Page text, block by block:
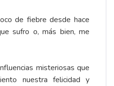
fiebre desde hace
sufro o, más bien, me
misteriosas que
nuestra felicidad y